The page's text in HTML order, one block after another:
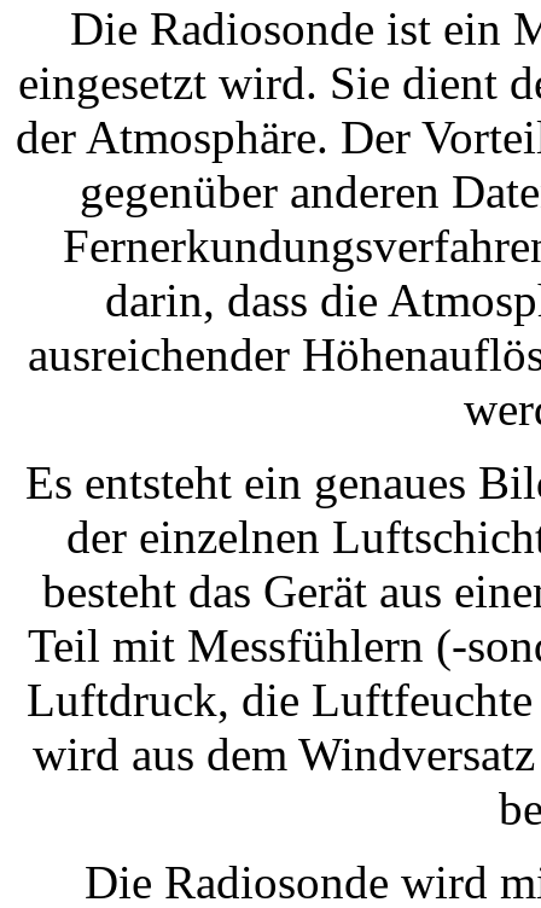
Die Radiosonde ist ein
eingesetzt wird. Sie dient
der Atmosphäre. Der
gegenüber anderen
darin, dass die
ausreichender
Es entsteht ein genaues
der einzelnen
besteht das Gerät aus
Teil mit Messfühlern (-
Luftdruck, die
wird aus dem
Die Radiosonde wird